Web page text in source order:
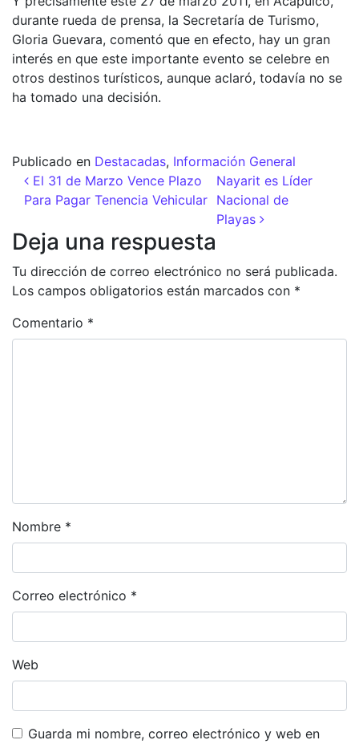
durante rueda de prensa, la Secretaría de Turismo,
Gloria Guevara, comentó que en efecto, hay un gran
interés en que este importante evento se celebre en
otros destinos turísticos, aunque aclaró, todavía no se
ha tomado una decisión.
Publicado en Destacadas, Información General
Navegación de entradas
El 31 de Marzo Vence Plazo
Para Pagar Tenencia Vehicular
Nayarit es Líder
Nacional de
Playas
Deja una respuesta
Tu dirección de correo electrónico no será publicada.
Los campos obligatorios están marcados con *
Comentario *
Nombre *
Correo electrónico *
Web
Guarda mi nombre, correo electrónico y web en